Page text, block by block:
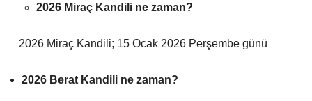
2026 Miraç Kandili ne zaman?
2026 Miraç Kandili; 15 Ocak 2026 Perşembe günü
2026 Berat Kandili ne zaman?